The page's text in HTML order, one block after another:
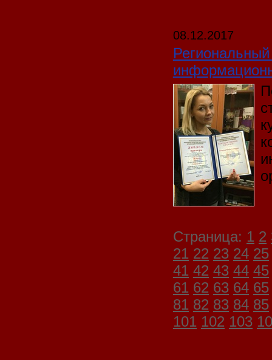
08.12.2017
Страница: 1 2
21 22 23 24 25
41 42 43 44 45
61 62 63 64 65
81 82 83 84 85
101 102 103